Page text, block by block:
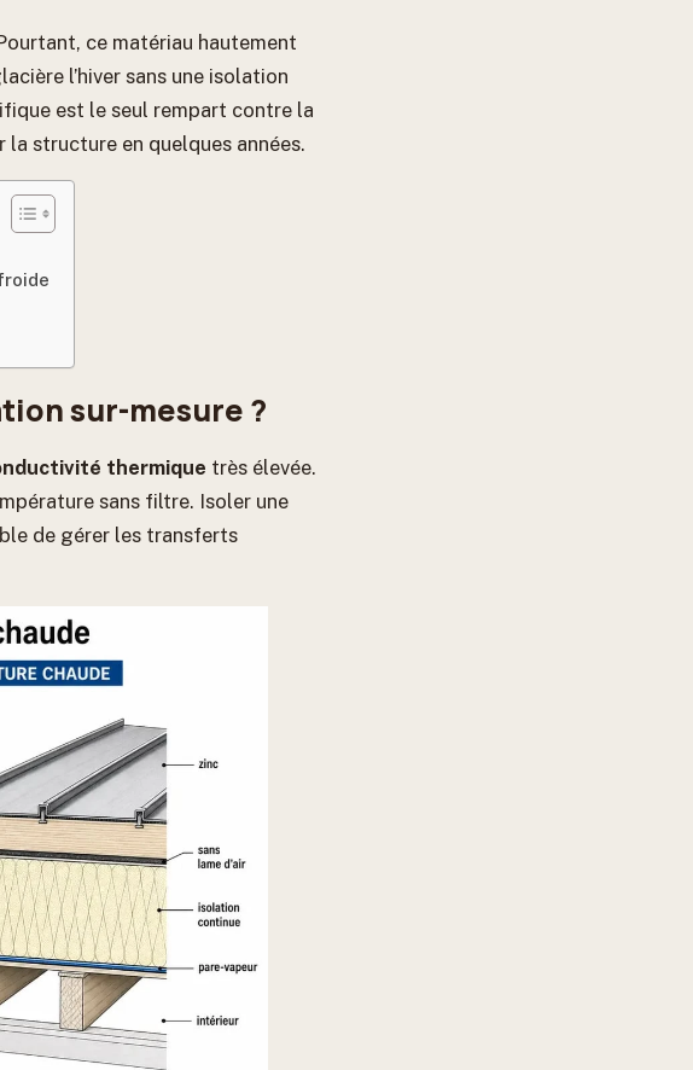
ce matériau hautement
l’hiver sans une isolation
est le seul rempart contre la
structure en quelques années.
sur-mesure ?
thermique très élevée.
sans filtre. Isoler une
de gérer les transferts